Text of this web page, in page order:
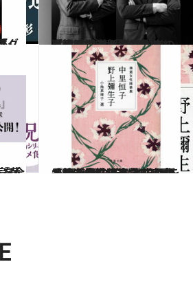
2024.5.1
「政治ガチャ」で私たちは損してる？ 社会学者のド直球解説は気付きの嵐！ 政治は「監視が必要」と池上彰さんも
ライフスタイル
2024.7.26
『精選女性随筆集 中里恒子 野上彌生子』漱石を師と仰ぎ約100年もの年月をかけて自らの文学を完成させた長寿作家
カルチャー